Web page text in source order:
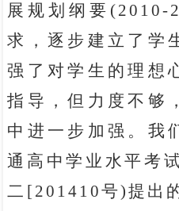
展规划纲要(2010-
求，逐步建立了学
强了对学生的理想
指导，但力度不够
中进一步加强。我
通高中学业水平考
二[201410号)提出